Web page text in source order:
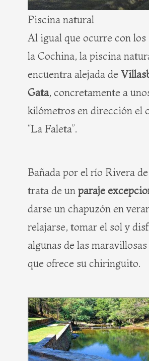
Piscina natural
Al igual que ocurre con los
la Cochina, la piscina
encuentra alejada de
Gata, concretamente a
kilómetros en dirección el
“La Faleta”.
Bañada por el río Rivera
trata de un paraje
darse un chapuzón en
relajarse, tomar el sol y
algunas de las
que ofrece su chiringuito.